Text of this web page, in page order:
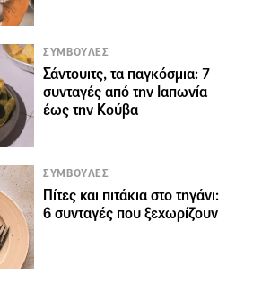
ΣΥΜΒΟΥΛΕΣ
Σάντουιτς, τα παγκόσμια: 7
συνταγές από την Ιαπωνία
έως την Κούβα
ΣΥΜΒΟΥΛΕΣ
Πίτες και πιτάκια στο τηγάνι:
6 συνταγές που ξεχωρίζουν